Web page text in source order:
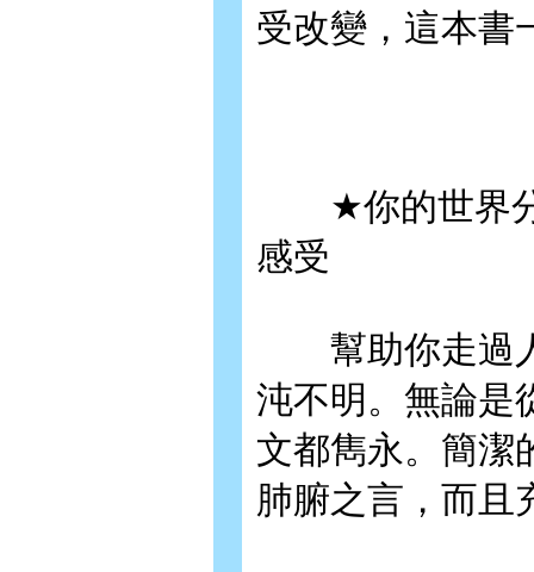
受改變，這本書
★你的世界分
感受
幫助你走過人
沌不明。無論是
文都雋永。簡潔
肺腑之言，而且